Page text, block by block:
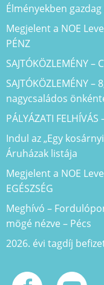
Élményekben
Megjelent a NOE
PÉNZ
SAJTÓKÖZLEMÉNY
SAJTÓKÖZLEMÉNY
nagycsaládos
PÁLYÁZATI
Indul az „Egy
Áruházak listája
Megjelent a NOE
EGÉSZSÉG
Meghívó –
mögé nézve – Pécs
2026. évi tagdíj